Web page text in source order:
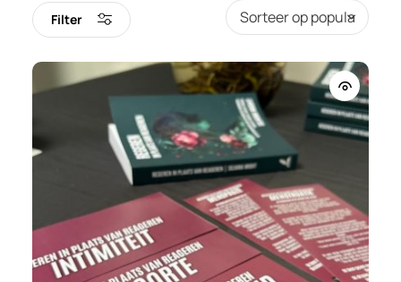
Filter